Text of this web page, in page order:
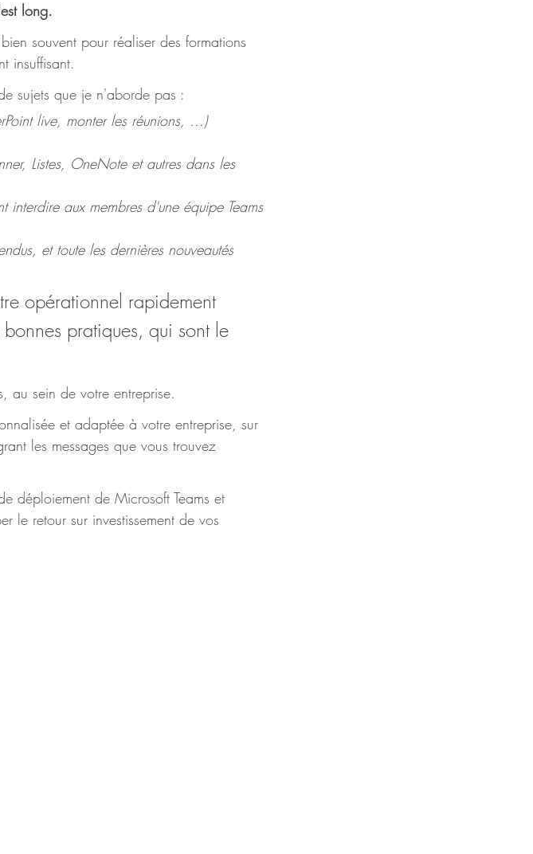
long.
souvent pour réaliser des formations
insuffisant.
sujets que je n'aborde pas :
live, monter les réunions, ...)
Listes, OneNote et autres dans les
interdire aux membres d'une équipe Teams
et toute les dernières nouveautés
opérationnel rapidement
pratiques, qui sont le
au sein de votre entreprise.
et adaptée à votre entreprise, sur
les messages que vous trouvez
déploiement de Microsoft Teams et
le retour sur investissement de vos